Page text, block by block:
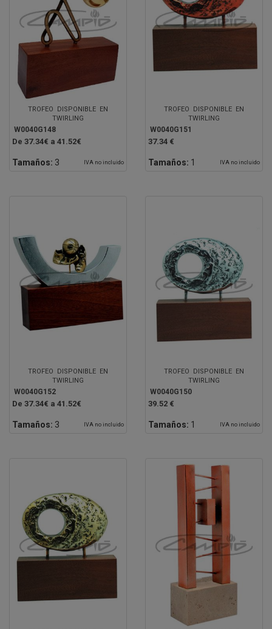
TROFEO DISPONIBLE EN
TWIRLING
W0040G148
De 37.34€ a 41.52€
Tamaños: 3 IVA no incluido
TROFEO DISPONIBLE EN
TWIRLING
W0040G151
37.34 €
Tamaños: 1 IVA no incluido
TROFEO DISPONIBLE EN
TWIRLING
W0040G152
De 37.34€ a 41.52€
Tamaños: 3 IVA no incluido
TROFEO DISPONIBLE EN
TWIRLING
W0040G150
39.52 €
Tamaños: 1 IVA no incluido